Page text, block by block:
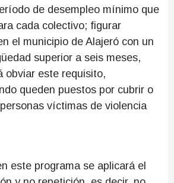
de desempleo mínimo que
cada colectivo; figurar
el municipio de Alajeró con un
superior a seis meses,
obviar este requisito,
queden puestos por cubrir o
víctimas de violencia
este programa se aplicará el